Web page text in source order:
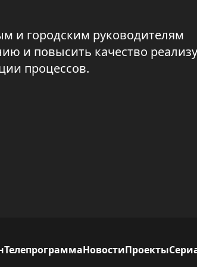
и городским руководителям
и повысить качество
процессов.
ТелепрограммаНовостиПроекты